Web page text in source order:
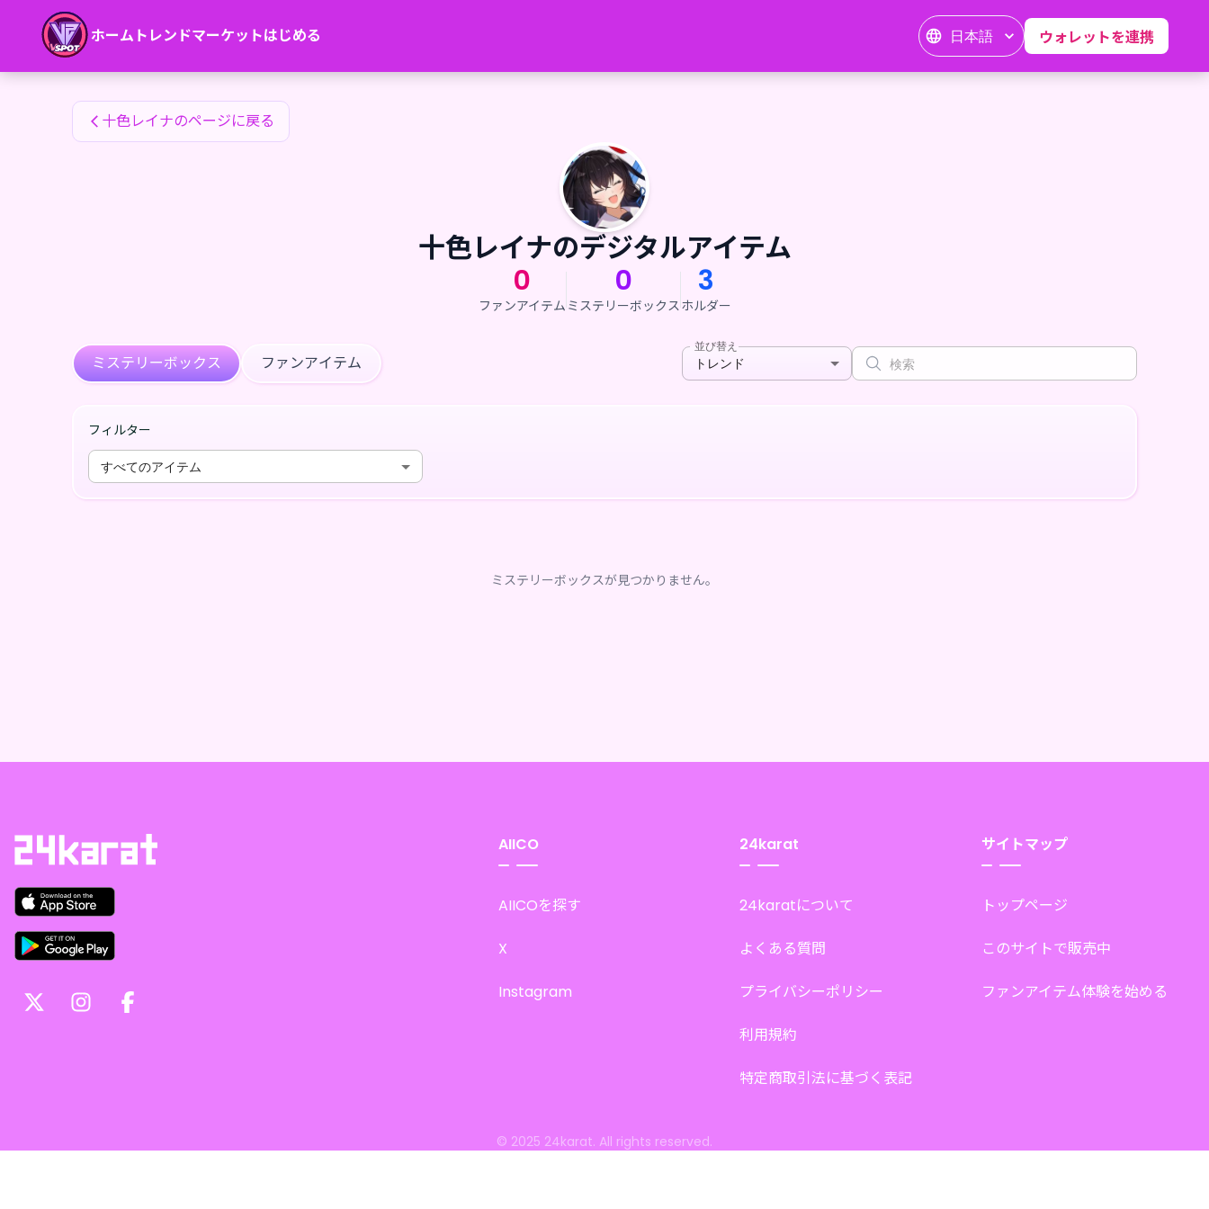
ホーム トレンドマーケットはじめる 日本語 ウォレットを連携
十色レイナのファンアイテム
十色レイナのページに戻る
十色レイナのデジタルアイテム
0
ファンアイテム
0
ミステリーボックス
3
ホルダー
ミステリーボックス ファンアイテム
並び替え
トレンド
フィルター
すべてのアイテム
ミステリーボックスが見つかりません。
AIICO
AIICOを探す
X
Instagram
24karat
24karatについて
よくある質問
プライバシーポリシー
利用規約
特定商取引法に基づく表記
サイトマップ
トップページ
このサイトで販売中
ファンアイテム体験を始める
© 2025 24karat. All rights reserved.
十色レイナのファンアイテム — 24karat